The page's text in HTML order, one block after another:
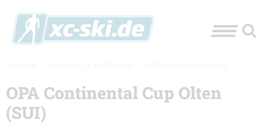
OPA Continental Cup Olten
(SUI)